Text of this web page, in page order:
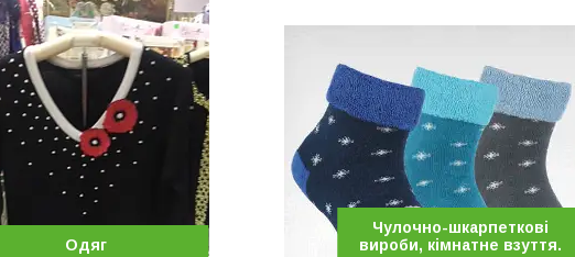
Одяг
Чулочно-шкарпеткові
вироби, кімнатне взуття.